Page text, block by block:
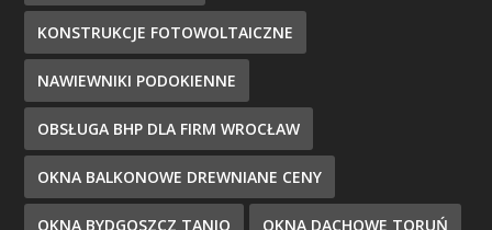
KONSTRUKCJE FOTOWOLTAICZNE
NAWIEWNIKI PODOKIENNE
OBSŁUGA BHP DLA FIRM WROCŁAW
OKNA BALKONOWE DREWNIANE CENY
OKNA BYDGOSZCZ TANIO OKNA DACHOWE TORUŃ